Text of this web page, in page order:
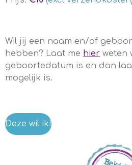
Wil jij een naam en/of
hebben? Laat me hier weten
geboortedatum is en dan
mogelijk is.
Deze wil ik!